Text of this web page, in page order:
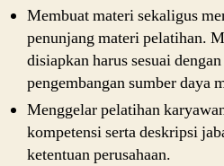
Membuat materi sekaligus
penunjang materi pelatihan.
disiapkan harus sesuai
pengembangan sumber daya
Menggelar pelatihan
kompetensi serta deskripsi
ketentuan perusahaan.